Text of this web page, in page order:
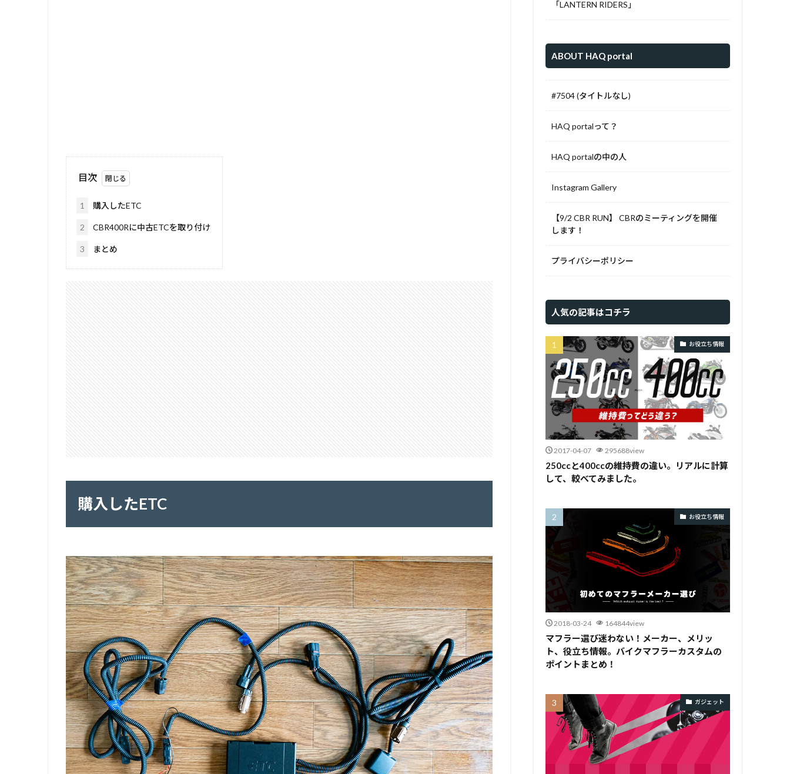
目次
1 購入したETC
2 CBR400Rに中古ETCを取り付け
3 まとめ
購入したETC
「LANTERN RIDERS」
ABOUT HAQ portal
#7504 (タイトルなし)
HAQ portalって？
HAQ portalの中の人
Instagram Gallery
【9/2 CBR RUN】 CBRのミーティングを開催
します！
プライバシーポリシー
人気の記事はコチラ
お役立ち情報
2017-04-07 295688view
250ccと400ccの維持費の違い。リアルに計算
して、較べてみました。
お役立ち情報
2018-03-24 164844view
マフラー選び迷わない！メーカー、メリッ
ト、役立ち情報。バイクマフラーカスタムの
ポイントまとめ！
ガジェット